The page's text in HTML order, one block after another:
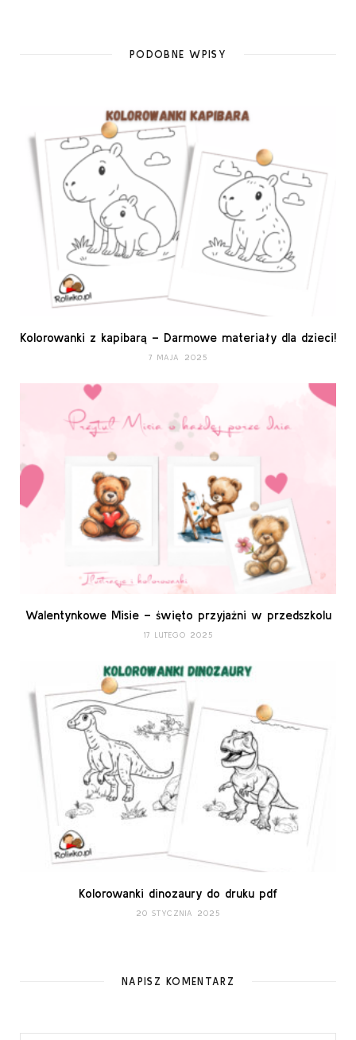
PODOBNE WPISY
Kolorowanki z kapibarą – Darmowe materiały dla dzieci!
7 MAJA 2025
Walentynkowe Misie – święto przyjaźni w przedszkolu
17 LUTEGO 2025
Kolorowanki dinozaury do druku pdf
20 STYCZNIA 2025
NAPISZ KOMENTARZ